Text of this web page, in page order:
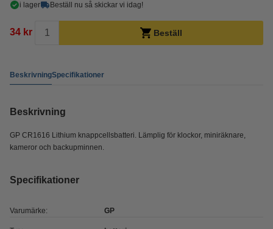
i lager Beställ nu så skickar vi idag!
34 kr Beställ
BeskrivningSpecifikationer
Beskrivning
GP CR1616 Lithium knappcellsbatteri. Lämplig för klockor, miniräknare,
kameror och backupminnen.
Specifikationer
Varumärke: GP